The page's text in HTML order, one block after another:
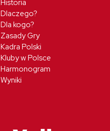
Historia
Dlaczego?
Dla kogo?
Zasady Gry
Kadra Polski
Kluby w Polsce
Harmonogram
Wyniki